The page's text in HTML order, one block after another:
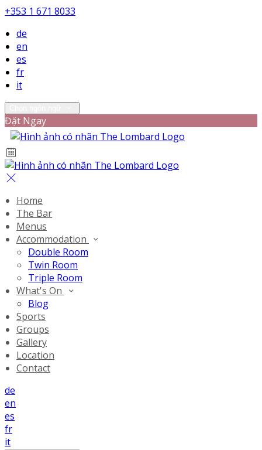
+353 1 671 8033
de
en
es
fr
it
Đặt Ngay
Home
The Bar
Menus
Accommodation
Double Room
Twin Room
Triple Room
What's On
Blog
Sports
Groups
Gallery
Location
Contact
de
en
es
fr
it